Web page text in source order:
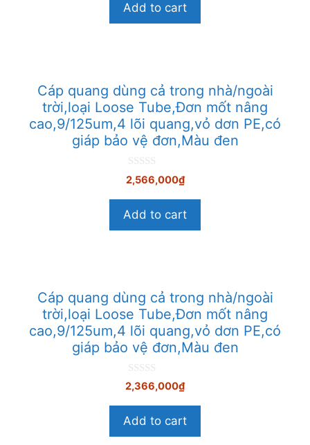
à
5
Add to cart
Cáp quang dùng cả trong nhà/ngoài
trời,loại Loose Tube,Đơn mốt nâng
cao,9/125um,4 lõi quang,vỏ dơn PE,có
giáp bảo vệ đơn,Màu đen
0
n
à
5
2,566,000₫
Add to cart
Cáp quang dùng cả trong nhà/ngoài
trời,loại Loose Tube,Đơn mốt nâng
cao,9/125um,4 lõi quang,vỏ dơn PE,có
giáp bảo vệ đơn,Màu đen
0
n
à
2,366,000₫
Add to cart